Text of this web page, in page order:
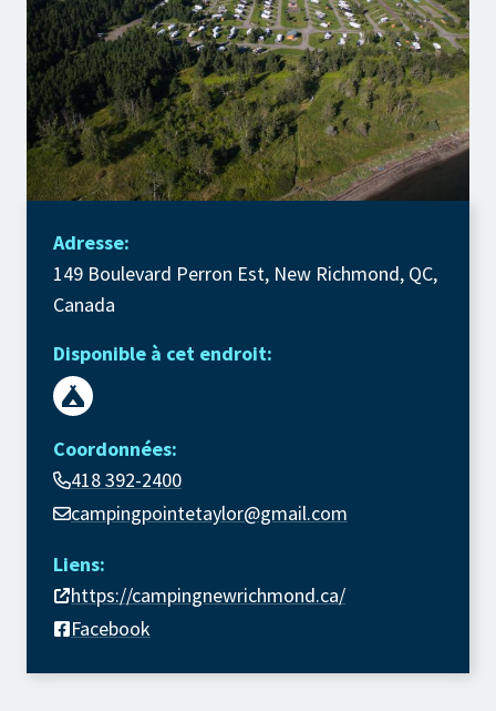
Adresse:
149 Boulevard Perron Est, New Richmond, QC,
Canada
Disponible à cet endroit:
Coordonnées:
418 392-2400
campingpointetaylor@gmail.com
Liens:
https://campingnewrichmond.ca/
Facebook